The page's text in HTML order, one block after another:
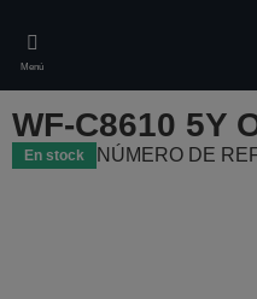
main
content
Menú
WF-C8610 5Y
En stock NÚMERO DE